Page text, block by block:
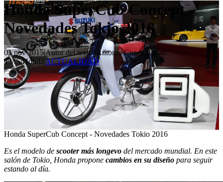
Honda SuperCub Concept -
Novedades Tokio 2016
01 nov 2015|Autor del texto:Antonio Cuadra Fotos:
TMS/Honda|ACTUALIDAD
Honda SuperCub Concept - Novedades Tokio 2016
Es el modelo de scooter más longevo del mercado mundial. En este
salón de Tokio, Honda propone cambios en su diseño para seguir
estando al día.